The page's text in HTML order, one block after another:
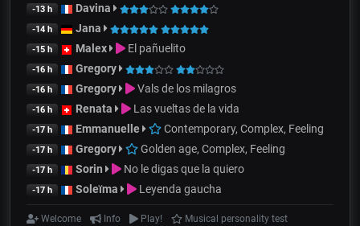
-13 h Davina
-14 h Jana
-15 h Malex El pañuelito
-16 h Gregory
-16 h Gregory Vals de los milagros
-16 h Renata Las vueltas de la vida
-17 h Emmanuelle Contemporary, Complex, Feeling
-17 h Gregory Golden age, Complex, Feeling
-17 h Sorin No le digas que la quiero
-17 h Soleïma Leyenda gaucha
Welcome Info Play!
Musical personality test